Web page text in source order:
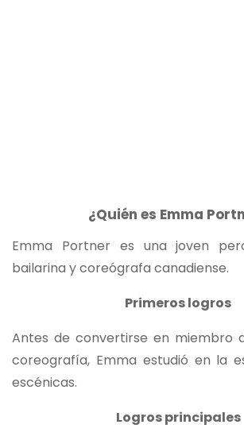
¿Quién es Emma
Emma Portner es una joven
bailarina y coreógrafa canadiense.
Primeros logros
Antes de convertirse en miembro
coreografía, Emma estudió en la
escénicas.
Logros principales